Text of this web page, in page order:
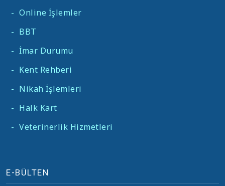
- Online İşlemler
- BBT
- İmar Durumu
- Kent Rehberi
- Nikah İşlemleri
- Halk Kart
- Veterinerlik Hizmetleri
E-BÜLTEN